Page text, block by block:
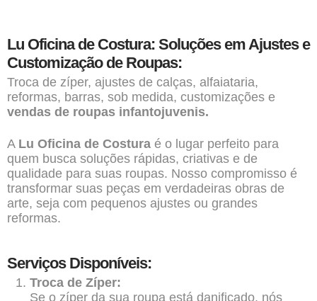
Lu Oficina de Costura: Soluções em Ajustes e
Customização de Roupas:
Troca de zíper, ajustes de calças, alfaiataria,
reformas, barras, sob medida, customizações e
vendas de roupas infantojuvenis.
A Lu Oficina de Costura é o lugar perfeito para
quem busca soluções rápidas, criativas e de
qualidade para suas roupas. Nosso compromisso é
transformar suas peças em verdadeiras obras de
arte, seja com pequenos ajustes ou grandes
reformas.
Serviços Disponíveis:
Troca de Zíper:
Se o zíper da sua roupa está danificado, nós